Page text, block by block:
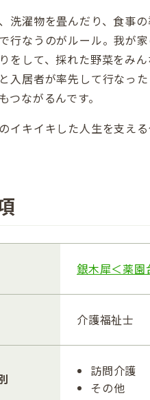
洗濯物を畳んだり、食事
行なうのがルール。我が
をして、採れた野菜をみ
入居者が率先して行なっ
つながるんです。
イキイキした人生を支え
銀木犀＜薬園
介護福祉士
訪問介護
その他